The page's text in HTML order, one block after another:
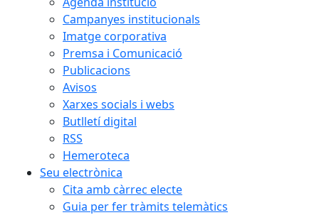
Campanyes institucionals
Imatge corporativa
Premsa i Comunicació
Publicacions
Avisos
Xarxes socials i webs
Butlletí digital
RSS
Hemeroteca
Seu electrònica
Cita amb càrrec electe
Guia per fer tràmits telemàtics